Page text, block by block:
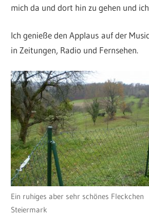
mich da und dort hin zu gehen und
Ich genieße den Applaus auf der
in Zeitungen, Radio und Fernsehen.
Ein ruhiges aber sehr schönes Fleckchen
Steiermark